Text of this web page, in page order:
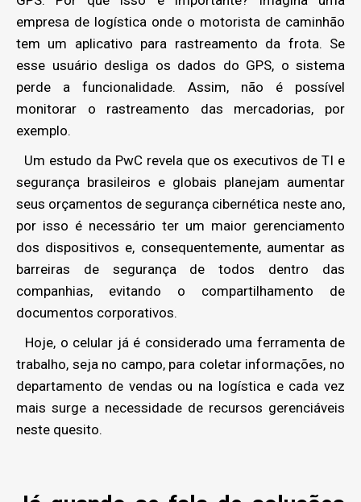
empresa de logística onde o motorista de caminhão
tem um aplicativo para rastreamento da frota. Se
esse usuário desliga os dados do GPS, o sistema
perde a funcionalidade. Assim, não é possível
monitorar o rastreamento das mercadorias, por
exemplo.
Um estudo da PwC revela que os executivos de TI e
segurança brasileiros e globais planejam aumentar
seus orçamentos de segurança cibernética neste ano,
por isso é necessário ter um maior gerenciamento
dos dispositivos e, consequentemente, aumentar as
barreiras de segurança de todos dentro das
companhias, evitando o compartilhamento de
documentos corporativos.
Hoje, o celular já é considerado uma ferramenta de
trabalho, seja no campo, para coletar informações, no
departamento de vendas ou na logística e cada vez
mais surge a necessidade de recursos gerenciáveis
neste quesito.